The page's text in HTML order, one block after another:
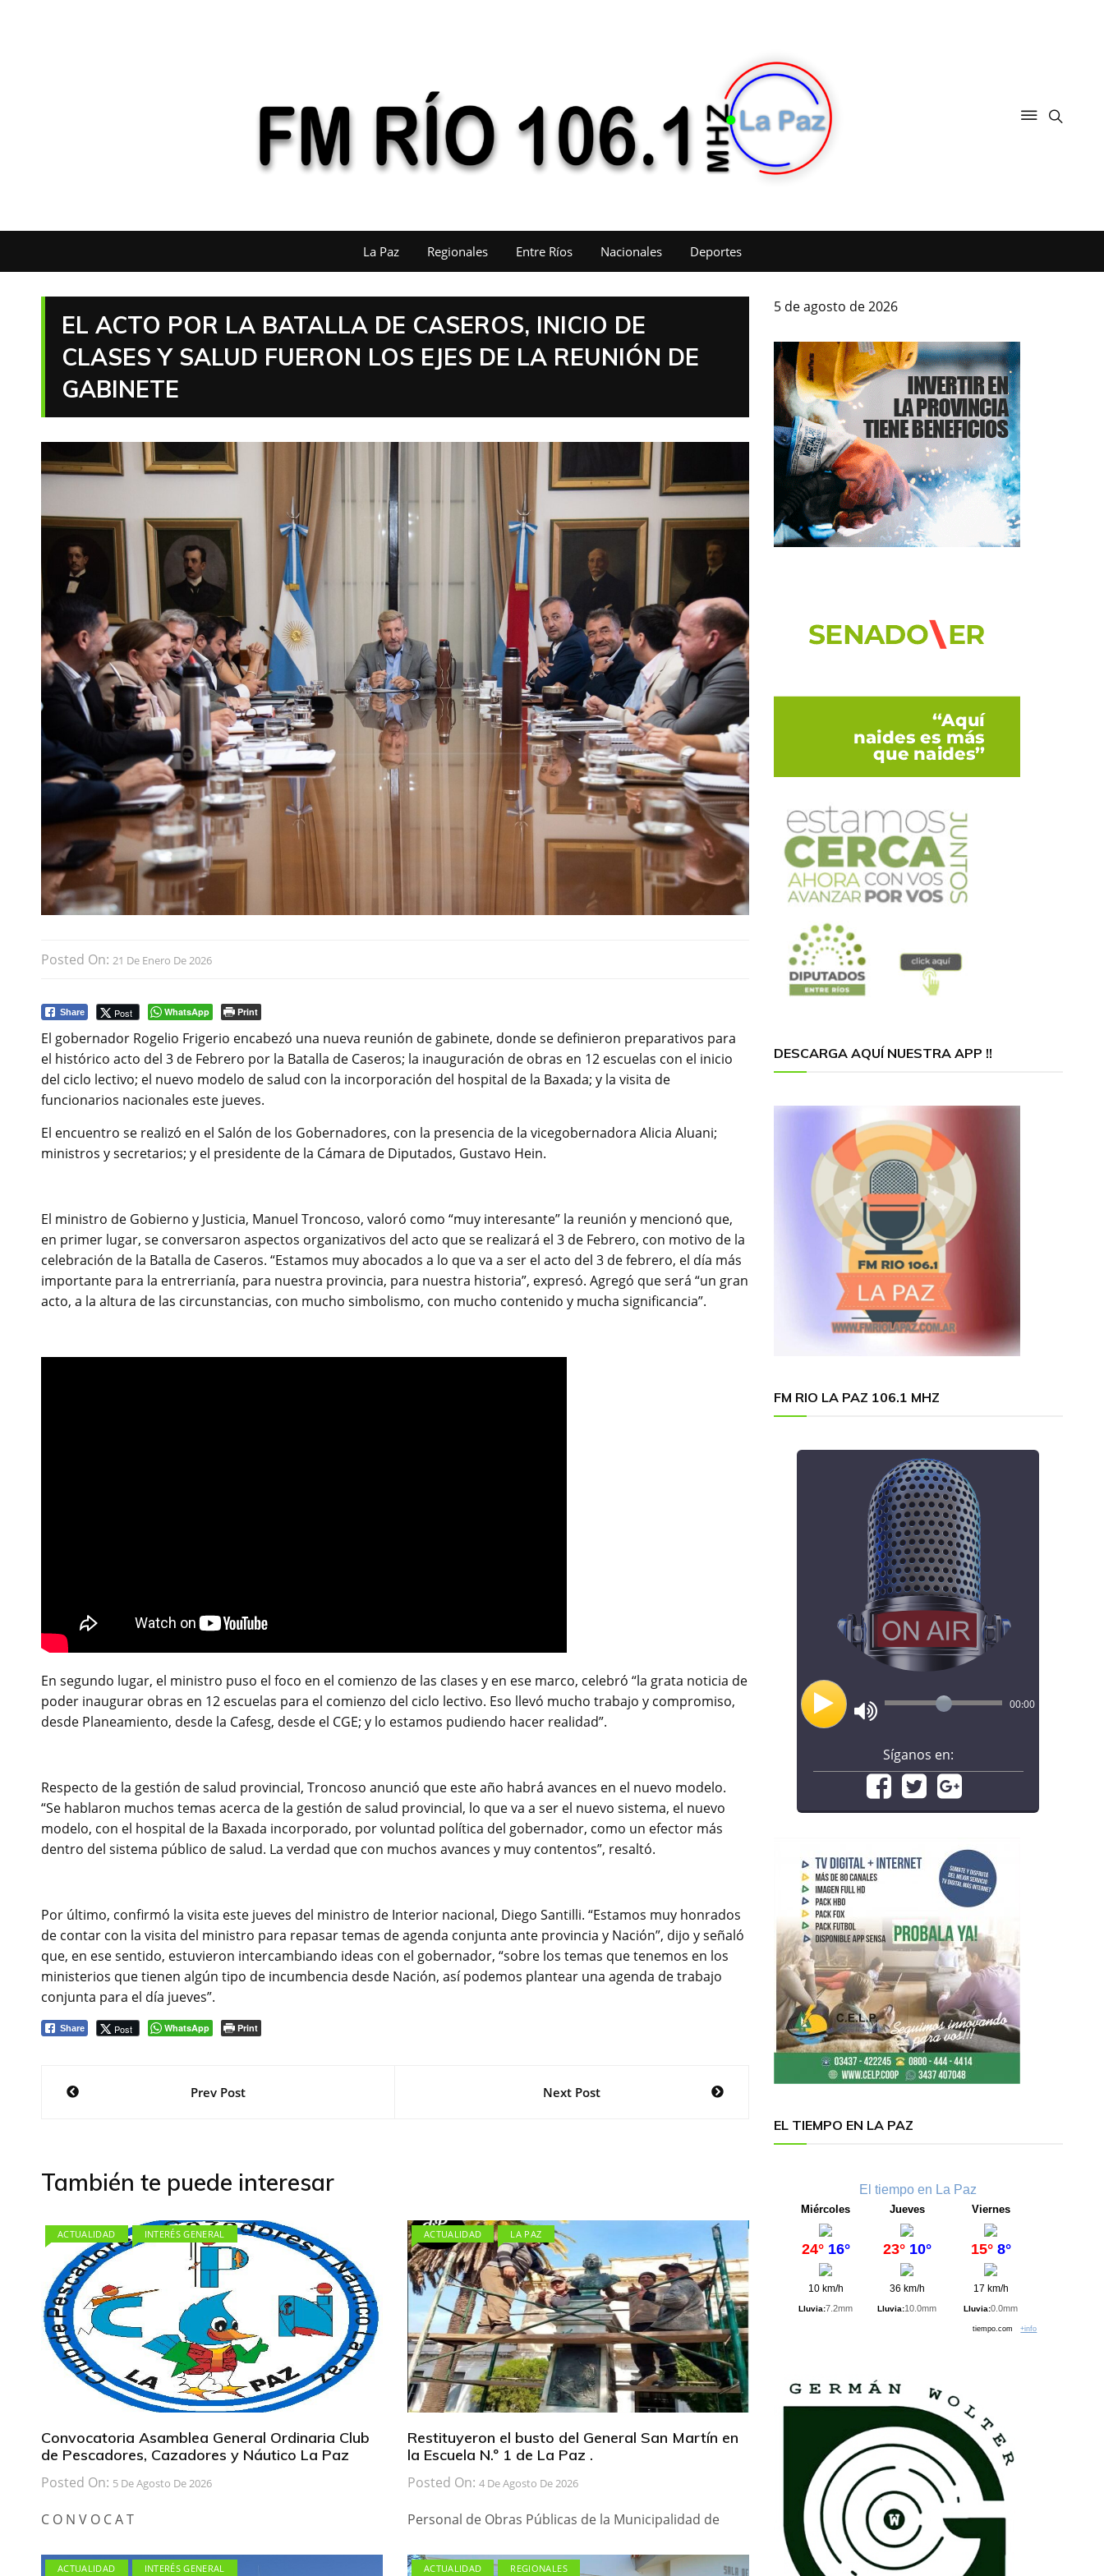
La Paz Regionales Entre Ríos Nacionales Deportes
EL ACTO POR LA BATALLA DE CASEROS, INICIO DE
CLASES Y SALUD FUERON LOS EJES DE LA REUNIÓN DE
GABINETE
Posted On: 21 De Enero De 2026
Share Post WhatsApp Print
El gobernador Rogelio Frigerio encabezó una nueva reunión de gabinete, donde se definieron preparativos para
el histórico acto del 3 de Febrero por la Batalla de Caseros; la inauguración de obras en 12 escuelas con el inicio
del ciclo lectivo; el nuevo modelo de salud con la incorporación del hospital de la Baxada; y la visita de
funcionarios nacionales este jueves.
El encuentro se realizó en el Salón de los Gobernadores, con la presencia de la vicegobernadora Alicia Aluani;
ministros y secretarios; y el presidente de la Cámara de Diputados, Gustavo Hein.
El ministro de Gobierno y Justicia, Manuel Troncoso, valoró como “muy interesante” la reunión y mencionó que,
en primer lugar, se conversaron aspectos organizativos del acto que se realizará el 3 de Febrero, con motivo de la
celebración de la Batalla de Caseros. “Estamos muy abocados a lo que va a ser el acto del 3 de febrero, el día más
importante para la entrerrianía, para nuestra provincia, para nuestra historia”, expresó. Agregó que será “un gran
acto, a la altura de las circunstancias, con mucho simbolismo, con mucho contenido y mucha significancia”.
En segundo lugar, el ministro puso el foco en el comienzo de las clases y en ese marco, celebró “la grata noticia de
poder inaugurar obras en 12 escuelas para el comienzo del ciclo lectivo. Eso llevó mucho trabajo y compromiso,
desde Planeamiento, desde la Cafesg, desde el CGE; y lo estamos pudiendo hacer realidad”.
Respecto de la gestión de salud provincial, Troncoso anunció que este año habrá avances en el nuevo modelo.
“Se hablaron muchos temas acerca de la gestión de salud provincial, lo que va a ser el nuevo sistema, el nuevo
modelo, con el hospital de la Baxada incorporado, por voluntad política del gobernador, como un efector más
dentro del sistema público de salud. La verdad que con muchos avances y muy contentos”, resaltó.
Por último, confirmó la visita este jueves del ministro de Interior nacional, Diego Santilli. “Estamos muy honrados
de contar con la visita del ministro para repasar temas de agenda conjunta ante provincia y Nación”, dijo y señaló
que, en ese sentido, estuvieron intercambiando ideas con el gobernador, “sobre los temas que tenemos en los
ministerios que tienen algún tipo de incumbencia desde Nación, así podemos plantear una agenda de trabajo
conjunta para el día jueves”.
Share Post WhatsApp Print
NavegaciónPrev Post Next Post
También te puede interesar
ACTUALIDAD INTERÉS GENERAL
Convocatoria Asamblea General Ordinaria Club
de Pescadores, Cazadores y Náutico La Paz
Posted On: 5 De Agosto De 2026
C O N V O C A T
ACTUALIDAD LA PAZ
Restituyeron el busto del General San Martín en
la Escuela N.º 1 de La Paz .
Posted On: 4 De Agosto De 2026
Personal de Obras Públicas de la Municipalidad de
ACTUALIDAD INTERÉS GENERAL ACTUALIDAD REGIONALES
5 de agosto de 2026
DESCARGA AQUÍ NUESTRA APP !!
FM RIO LA PAZ 106.1 MHZ
00:00
Síganos en:
EL TIEMPO EN LA PAZ
El tiempo en La Paz
Miércoles
24° 16°
10 km/h
Lluvia:7.2mm
Jueves
23° 10°
36 km/h
Lluvia:10.0mm
Viernes
15° 8°
17 km/h
Lluvia:0.0mm
tiempo.com+info